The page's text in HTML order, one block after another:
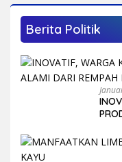
Berita Politik